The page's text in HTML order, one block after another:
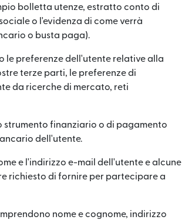
bolletta utenze, estratto conto di
o l'evidenza di come verrà
o busta paga).
le preferenze dell'utente relative alla
terze parti, le preferenze di
da ricerche di mercato, reti
finanziario o di pagamento
dell'utente.
e l'indirizzo e-mail dell'utente e alcune
richiesto di fornire per partecipare a
nome e cognome, indirizzo